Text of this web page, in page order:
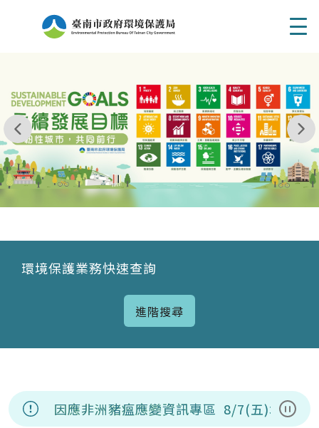
環境保護業務快速查詢
進階搜尋
暫停
因應非洲豬瘟應變資訊專區 8/7(五)城鎮韌性